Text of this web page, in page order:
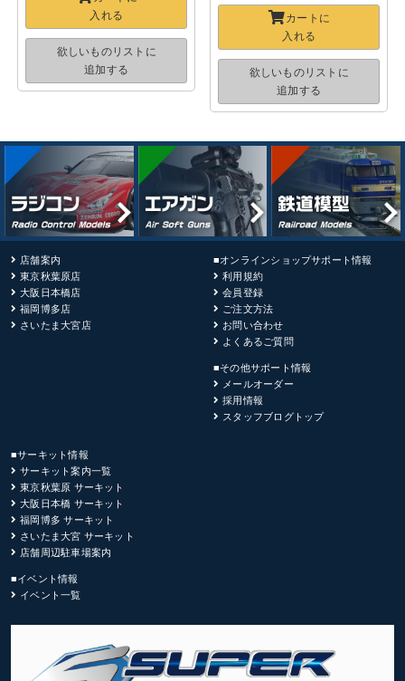
入れる
欲しいものリストに
追加する
カートに
入れる
欲しいものリストに
追加する
店舗案内
東京秋葉原店
大阪日本橋店
福岡博多店
さいたま大宮店
■オンラインショップサポート情報
利用規約
会員登録
ご注文方法
お問い合わせ
よくあるご質問
■その他サポート情報
メールオーダー
採用情報
スタッフブログトップ
■サーキット情報
サーキット案内一覧
東京秋葉原 サーキット
大阪日本橋 サーキット
福岡博多 サーキット
さいたま大宮 サーキット
店舗周辺駐車場案内
■イベント情報
イベント一覧